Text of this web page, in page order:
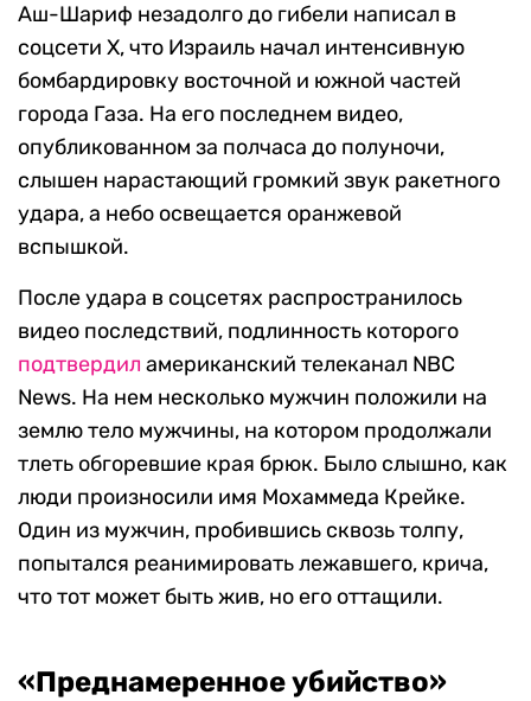
Аш-Шариф незадолго до гибели написал в
соцсети X, что Израиль начал интенсивную
бомбардировку восточной и южной частей
города Газа. На его последнем видео,
опубликованном за полчаса до полуночи,
слышен нарастающий громкий звук ракетного
удара, а небо освещается оранжевой
вспышкой.
После удара в соцсетях распространилось
видео последствий, подлинность которого
подтвердил американский телеканал NBC
News. На нем несколько мужчин положили на
землю тело мужчины, на котором продолжали
тлеть обгоревшие края брюк. Было слышно, как
люди произносили имя Мохаммеда Крейке.
Один из мужчин, пробившись сквозь толпу,
попытался реанимировать лежавшего, крича,
что тот может быть жив, но его оттащили.
«Преднамеренное убийство»